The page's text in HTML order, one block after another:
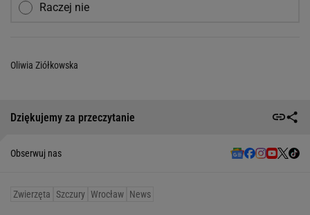
Raczej nie
Oliwia Ziółkowska
Dziękujemy za przeczytanie
Obserwuj nas
Zwierzęta Szczury Wrocław News